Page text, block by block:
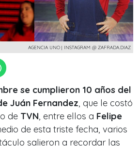
AGENCIA UNO | INSTAGRAM @ ZAFRADA.DIAZ
se cumplieron 10 años del
Juán Fernandez, que le costó
de TVN, entre ellos a Felipe
de esta triste fecha, varios
salieron a recordar las